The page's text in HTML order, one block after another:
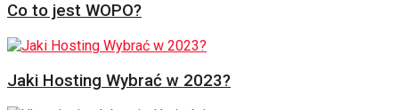
Co to jest WOPO?
Jaki Hosting Wybrać w 2023?